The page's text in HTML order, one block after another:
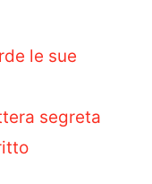
le sue
segreta